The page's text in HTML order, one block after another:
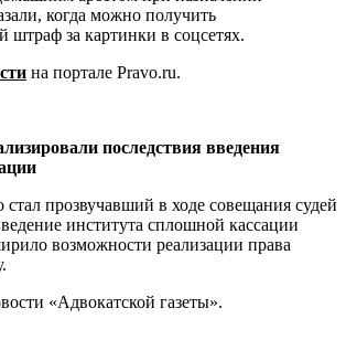
когда можно получить
штраф за картинки в соцсетях.
на портале Pravo.ru.
последствия введения
стал прозвучавший в ходе совещания судей
института сплошной кассации
возможности реализации права
«Адвокатской газеты».